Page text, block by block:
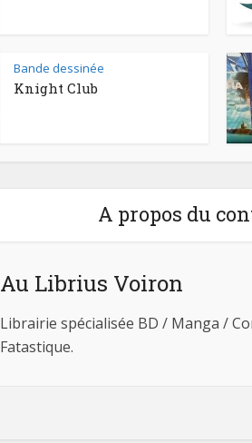
Bande dessinée
Knight Club
A propos du
Au Librius Voiron
Librairie spécialisée BD / Manga /
Fatastique.